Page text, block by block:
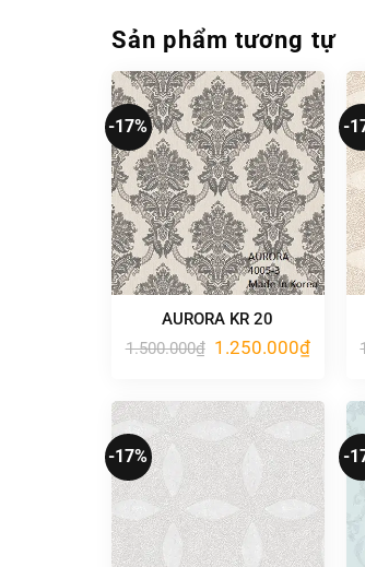
Sản phẩm tương tự
-17%
AURORA KR 20
1.500.000₫ Giá
1.250.000₫Giá
-
-17% -